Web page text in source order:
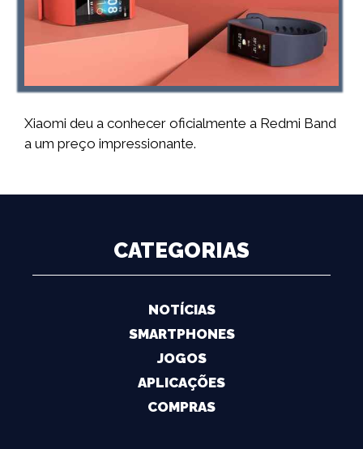
Xiaomi deu a conhecer oficialmente a Redmi Band
a um preço impressionante.
CATEGORIAS
NOTÍCIAS
SMARTPHONES
JOGOS
APLICAÇÕES
COMPRAS